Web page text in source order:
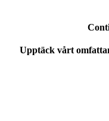
Upptäck vårt